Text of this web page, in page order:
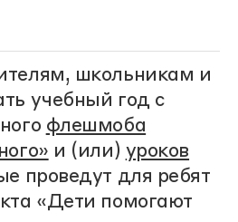
школьникам и
учебный год с
флешмоба
и (или) уроков
проведут для ребят
«Дети помогают